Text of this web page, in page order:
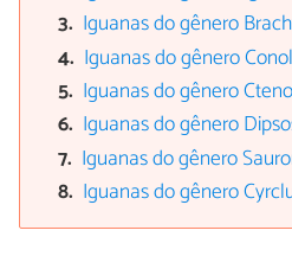
Iguanas do gênero
Iguanas do gênero
Iguanas do gênero
Iguanas do gênero
Iguanas do gênero
Iguanas do gênero